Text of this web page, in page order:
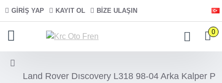
GIRIŞ YAP KAYIT OL BIZE ULAŞIN
0
Land Rover Dıscovery L318 98-04 Arka Kalper P